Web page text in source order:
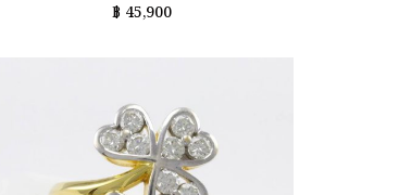
฿ 45,900